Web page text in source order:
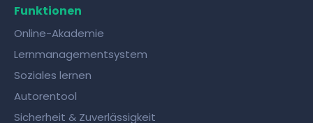
Funktionen
Online-Akademie
Lernmanagementsystem
Soziales lernen
Autorentool
Sicherheit & Zuverlässigkeit